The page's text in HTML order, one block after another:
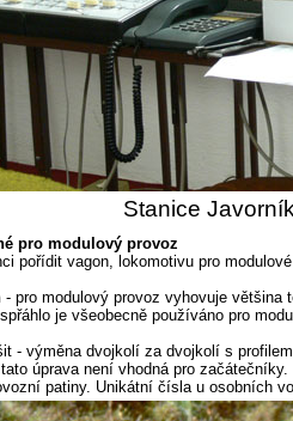
Stanice
pro modulový provoz
pořídit vagon, lokomotivu pro
- pro modulový provoz vyhovuje většina
je všeobecně používáno pro
- výměna dvojkolí za dvojkolí s
úprava není vhodná pro
patiny. Unikátní čísla u osobních